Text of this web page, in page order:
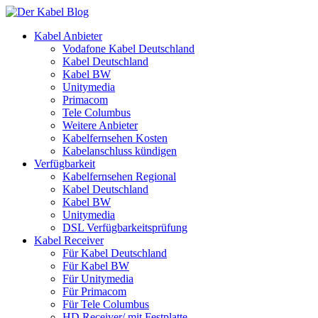
Kabel Anbieter
Vodafone Kabel Deutschland
Kabel Deutschland
Kabel BW
Unitymedia
Primacom
Tele Columbus
Weitere Anbieter
Kabelfernsehen Kosten
Kabelanschluss kündigen
Verfügbarkeit
Kabelfernsehen Regional
Kabel Deutschland
Kabel BW
Unitymedia
DSL Verfügbarkeitsprüfung
Kabel Receiver
Für Kabel Deutschland
Für Kabel BW
Für Unitymedia
Für Primacom
Für Tele Columbus